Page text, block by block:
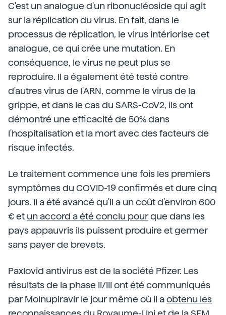
C'est un analogue d'un ribonucléoside qui agit
sur la réplication du virus. En fait, dans le
processus de réplication, le virus intériorise cet
analogue, ce qui crée une mutation. En
conséquence, le virus ne peut plus se
reproduire. Il a également été testé contre
d'autres virus de l'ARN, comme le virus de la
grippe, et dans le cas du SARS-CoV2, ils ont
démontré une efficacité de 50% dans
l'hospitalisation et la mort avec des facteurs de
risque infectés.
Le traitement commence une fois les premiers
symptômes du COVID-19 confirmés et dure cinq
jours. Il a été avancé qu'il a un coût d'environ 600
€ et un accord a été conclu pourque dans les
pays appauvris ils puissent produire et germer
sans payer de brevets.
Paxlovid antivirus est de la société Pfizer. Les
résultats de la phase II/III ont été communiqués
par Molnupiravir le jour même où il aobtenu les